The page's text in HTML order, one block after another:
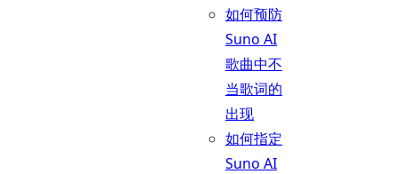
如何预防
Suno AI
歌曲中不
当歌词的
出现
如何指定
Suno AI